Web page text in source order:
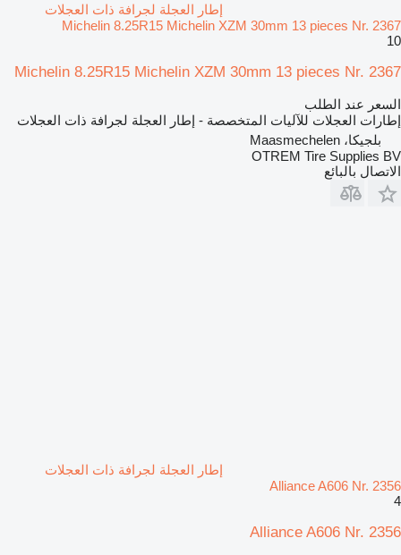
إطار العجلة لجرافة ذات العجلات
Michelin 8.25R15 Michelin XZM 30mm 13 pieces Nr. 2367
10
Michelin 8.25R15 Michelin XZM 30mm 13 pieces Nr. 2367
السعر عند الطلب
إطارات العجلات للآليات المتخصصة - إطار العجلة لجرافة ذات العجلات
بلجيكا، Maasmechelen
OTREM Tire Supplies BV
الاتصال بالبائع
إطار العجلة لجرافة ذات العجلات
Alliance A606 Nr. 2356
4
Alliance A606 Nr. 2356